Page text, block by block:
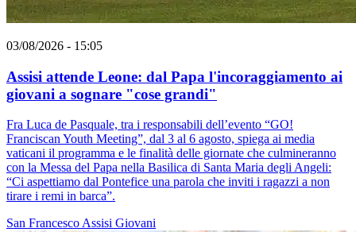
03/08/2026 - 15:05
Assisi attende Leone: dal Papa l'incoraggiamento ai
giovani a sognare "cose grandi"
Fra Luca de Pasquale, tra i responsabili dell’evento “GO!
Franciscan Youth Meeting”, dal 3 al 6 agosto, spiega ai media
vaticani il programma e le finalità delle giornate che culmineranno
con la Messa del Papa nella Basilica di Santa Maria degli Angeli:
“Ci aspettiamo dal Pontefice una parola che inviti i ragazzi a non
tirare i remi in barca”.
San FrancescoAssisi Giovani